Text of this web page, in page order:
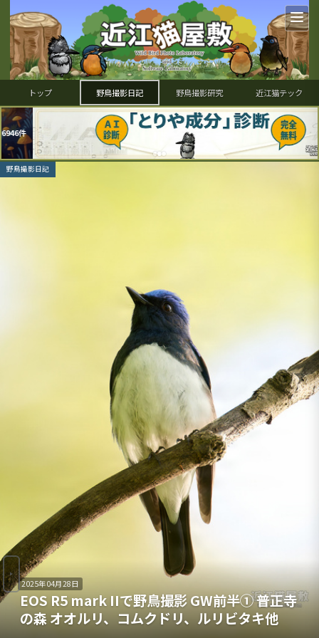
トップ 野鳥撮影日記 野鳥撮影研究 近江猫テック
野鳥撮影日記
2025年04月28日
EOS R5 mark IIで野鳥撮影 GW前半① 普正寺
の森 オオルリ、コムクドリ、ルリビタキ他